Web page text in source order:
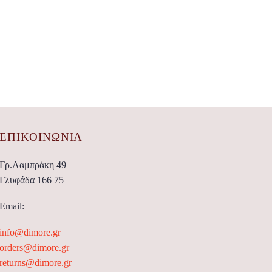
ΕΠΙΚΟΙΝΩΝΊΑ
Γρ.Λαμπράκη 49
Γλυφάδα 166 75
Email:
info@dimore.gr
orders@dimore.gr
returns@dimore.gr